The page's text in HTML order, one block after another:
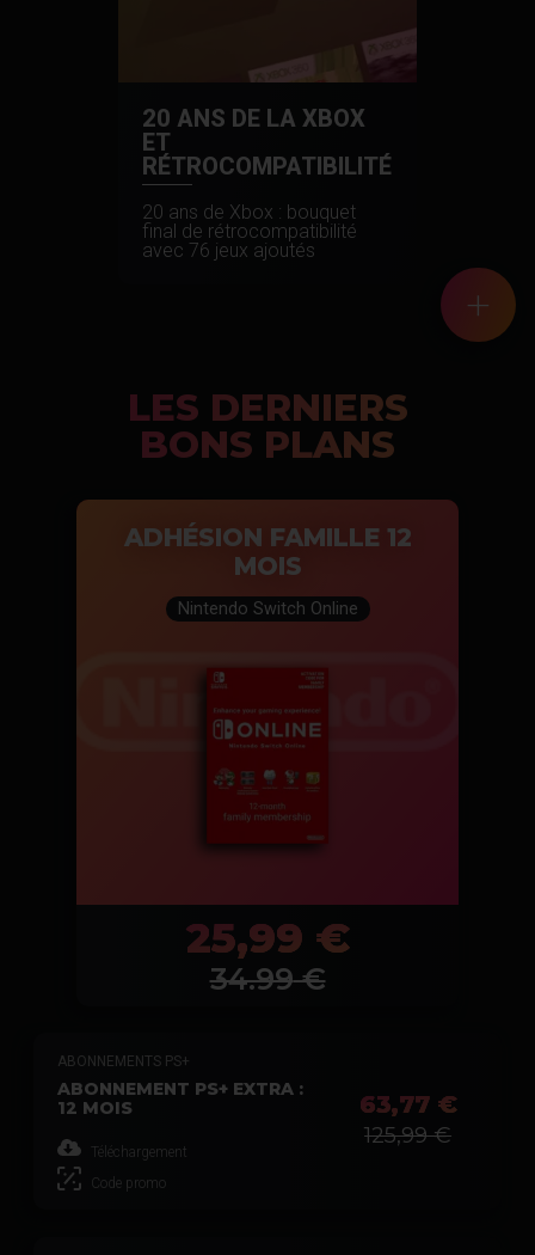
20 ANS DE LA XBOX
ET
RÉTROCOMPATIBILITÉ
20 ans de Xbox : bouquet
final de rétrocompatibilité
avec 76 jeux ajoutés
+
LES DERNIERS
BONS PLANS
ADHÉSION FAMILLE 12
MOIS
Nintendo Switch Online
25,99 €
34.99€
ABONNEMENTS PS+
ABONNEMENT PS+ EXTRA :
12 MOIS
Téléchargement
Code promo
63,77 €
125,99 €